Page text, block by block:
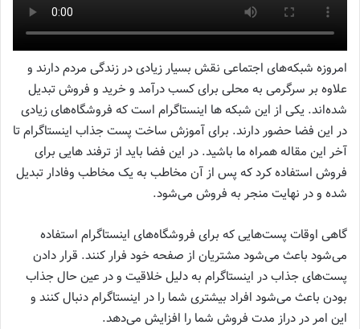
امروزه شبکه‌های اجتماعی نقش بسیار زیادی در زندگی مردم دارند و
علاوه بر سرگرمی به محلی برای کسب درآمد و خرید و فروش تبدیل
شده‌اند. یکی از این شبکه‌ ها اینستاگرام است که فروشگاه‌های زیادی
در این فضا حضور دارند. برای آموزش ساخت پست جذاب اینستاگرام تا
آخر این مقاله همراه ما باشید. در این فضا باید از ترفند‌ هایی برای
فروش استفاده کرد که پس از آن مخاطب به یک مخاطب وفادار تبدیل
شده و در نهایت منجر به فروش می‌شود.
گاهی اوقات پست‌هایی که برای فروشگاه‌های اینستاگرام استفاده
می‌شود باعث می‌شود مشتریان از صفحه خود فرار کنند. قرار دادن
پست‌های جذاب در اینستاگرام به دلیل خلاقیت و در عین حال جذاب
بودن باعث می‌شود افراد بیشتری شما را در اینستاگرام دنبال کنند و
این امر در دراز مدت فروش شما را افزایش می‌دهد.